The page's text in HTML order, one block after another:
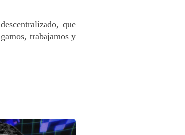
que
trabajamos y